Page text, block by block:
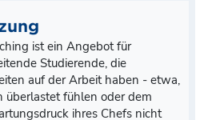
ist ein Angebot für
Studierende, die
auf der Arbeit haben - etwa,
überlastet fühlen oder dem
ihres Chefs nicht